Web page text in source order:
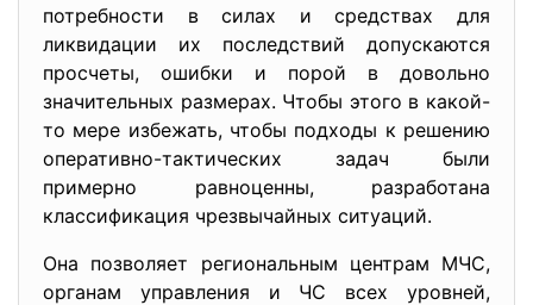
потребности в силах и средствах для
ликвидации их последствий допускаются
просчеты, ошибки и порой в довольно
значительных размерах. Чтобы этого в какой-
то мере избежать, чтобы подходы к решению
оперативно-тактических задач были
примерно равноценны, разработана
классификация чрезвычайных ситуаций.
Она позволяет региональным центрам МЧС,
органам управления и ЧС всех уровней,